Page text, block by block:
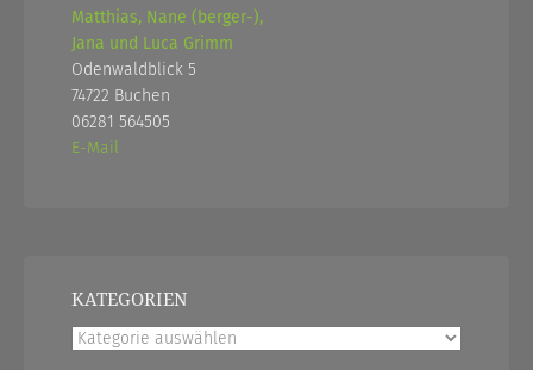
Matthias, Nane (berger-),
Jana und Luca Grimm
Odenwaldblick 5
74722 Buchen
06281 564505
E-Mail
KATEGORIEN
Kategorien